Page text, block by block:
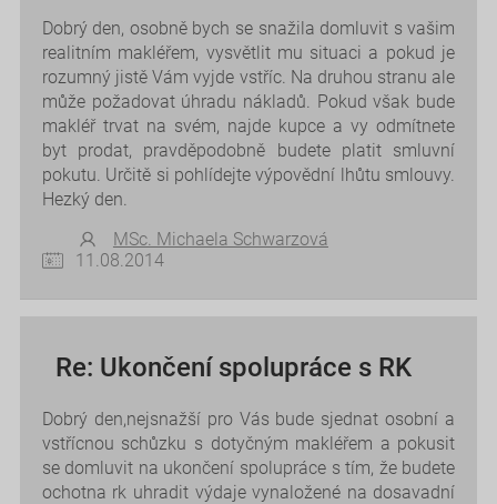
Dobrý den, osobně bych se snažila domluvit s vašim
realitním makléřem, vysvětlit mu situaci a pokud je
rozumný jistě Vám vyjde vstříc. Na druhou stranu ale
může požadovat úhradu nákladů. Pokud však bude
makléř trvat na svém, najde kupce a vy odmítnete
byt prodat, pravděpodobně budete platit smluvní
pokutu. Určitě si pohlídejte výpovědní lhůtu smlouvy.
Hezký den.
MSc. Michaela Schwarzová
11.08.2014
Re: Ukončení spolupráce s RK
Dobrý den,nejsnažší pro Vás bude sjednat osobní a
vstřícnou schůzku s dotyčným makléřem a pokusit
se domluvit na ukončení spolupráce s tím, že budete
ochotna rk uhradit výdaje vynaložené na dosavadní